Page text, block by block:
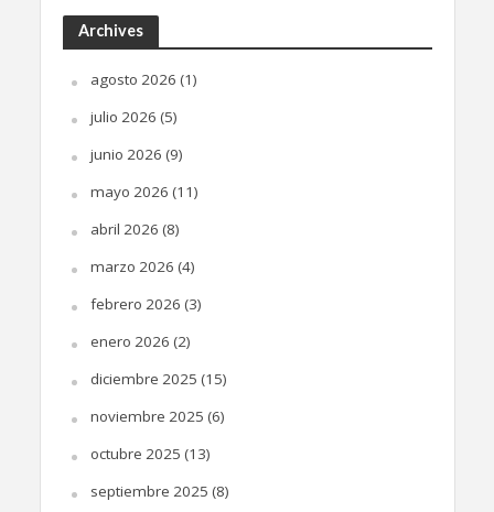
Archives
agosto 2026 (1)
julio 2026 (5)
junio 2026 (9)
mayo 2026 (11)
abril 2026 (8)
marzo 2026 (4)
febrero 2026 (3)
enero 2026 (2)
diciembre 2025 (15)
noviembre 2025 (6)
octubre 2025 (13)
septiembre 2025 (8)